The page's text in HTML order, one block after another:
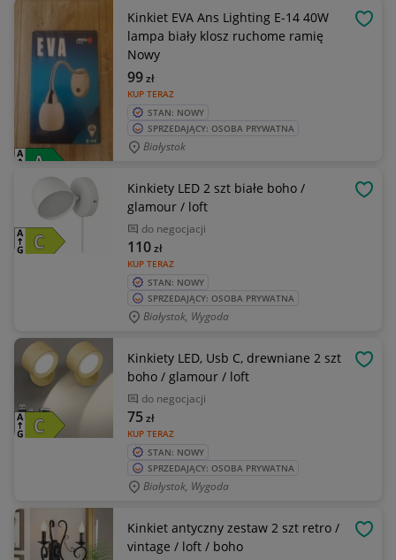
Kinkiet EVA Ans Lighting E-14 40W
lampa biały klosz ruchome ramię
Nowy
KUP TERAZ
99zł
STAN: NOWY
SPRZEDAJĄCY: OSOBA PRYWATNA
Białystok
Kinkiety LED 2 szt białe boho /
glamour / loft
do negocjacji
KUP TERAZ
110zł
STAN: NOWY
SPRZEDAJĄCY: OSOBA PRYWATNA
Białystok, Wygoda
Kinkiety LED, Usb C, drewniane 2 szt
boho / glamour / loft
do negocjacji
KUP TERAZ
75zł
STAN: NOWY
SPRZEDAJĄCY: OSOBA PRYWATNA
Białystok, Wygoda
Kinkiet antyczny zestaw 2 szt retro /
vintage / loft / boho